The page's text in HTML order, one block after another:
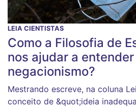
LEIA CIENTISTAS
Como a Filosofia de
nos ajudar a
negacionismo?
Mestrando escreve, na coluna
conceito de &quot;ideia